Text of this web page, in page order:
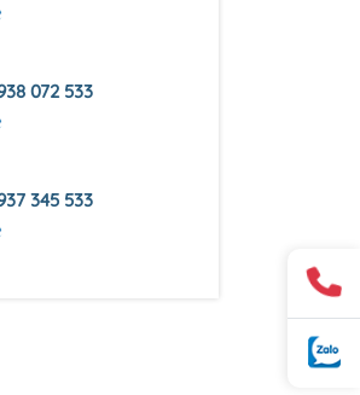
072 533
345 533